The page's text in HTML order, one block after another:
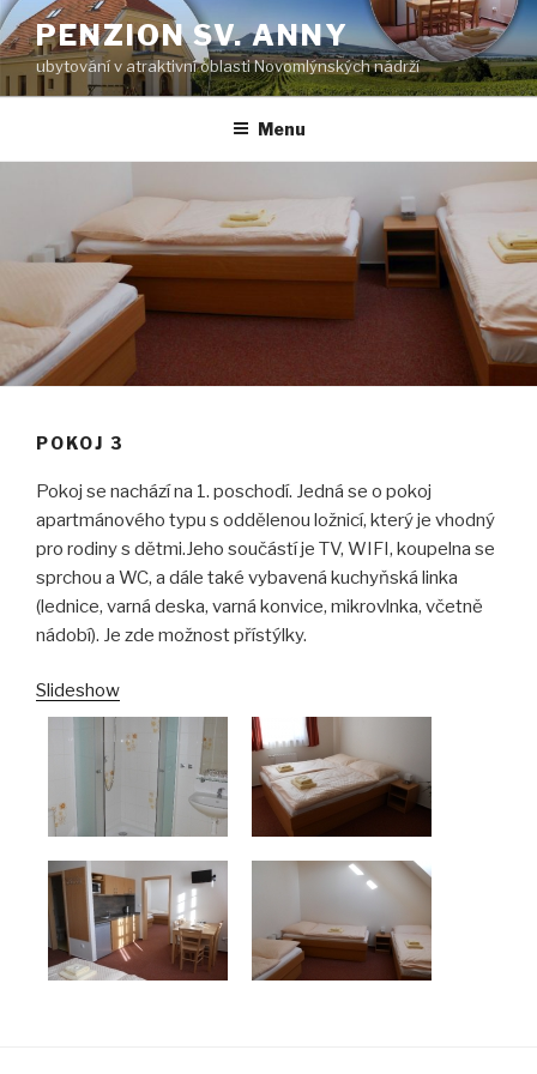
Skip
to
content
PENZION SV. ANNY
ubytování v atraktivní oblasti Novomlýnských nádrží
Menu
POKOJ 3
Pokoj se nachází na 1. poschodí. Jedná se o pokoj
apartmánového typu s oddělenou ložnicí, který je vhodný
pro rodiny s dětmi.Jeho součástí je TV, WIFI, koupelna se
sprchou a WC, a dále také vybavená kuchyňská linka
(lednice, varná deska, varná konvice, mikrovlnka, včetně
nádobí). Je zde možnost přístýlky.
Slideshow